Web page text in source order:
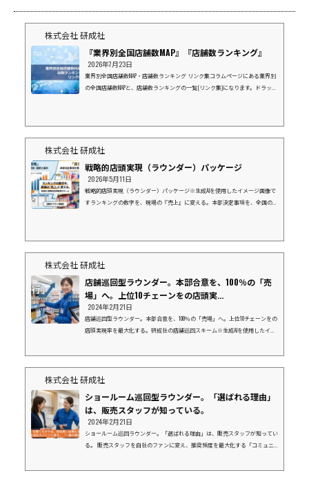
株式会社 研成社
『業界別全国店舗数MAP』『店舗数ランキング』
2026年7月23日
業界別全国店舗数MAP・店舗数ランキング リンク集コラムページにある業界別
の全国店舗数MAPと、店舗数ランキングの一覧(リンク集)になります。ドラッグ
ケット業界⇒店数ランキングイオンマルエツライフ西友ヨークベニマルダイエ
株式会社 研成社
戦略的店頭実現（ラウンダー）パッケージ
2026年5月11日
戦略的店頭実現（ラウンダー）パッケージ※生成AIを使用したイメージ画像で
すランキングの数字を、現場の『売上』に変える。本部決定事項を、全国の現
促物が届いているはずなのに、活用されず眠っている」データ上の導入率が10
株式会社 研成社
店舗巡回型ラウンダー。本部合意を、100％の「売
場」へ。上位10チェーンをの店頭実...
2024年2月21日
店舗巡回型ラウンダー。本部合意を、100％の「売場」へ。上位10チェーンをの
店頭実現率を最大化する。研成社の店舗巡回スキーム※生成AIを使用したイメ
て年間数千万円規模の機会損失（チャンスロス）に繋がっています。 店舗数
回しにさ...
株式会社 研成社
ショールーム巡回型ラウンダー。「選ばれる理由」
は、販売スタッフが知っている。
2024年2月21日
ショールーム巡回ラウンダー。「選ばれる理由」は、販売スタッフが知ってい
る。 販売スタッフを自社のファンに変え、推奨頻度を最大化する「コミュニ